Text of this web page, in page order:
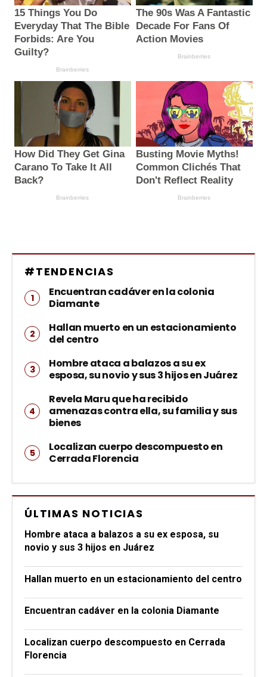
#TENDENCIAS
Encuentran cadáver en la colonia
Diamante
Hallan muerto en un estacionamiento
del centro
Hombre ataca a balazos a su ex
esposa, su novio y sus 3 hijos en Juárez
Revela Maru que ha recibido
amenazas contra ella, su familia y sus
bienes
Localizan cuerpo descompuesto en
Cerrada Florencia
ÚLTIMAS NOTICIAS
Hombre ataca a balazos a su ex esposa, su
novio y sus 3 hijos en Juárez
Hallan muerto en un estacionamiento del centro
Encuentran cadáver en la colonia Diamante
Localizan cuerpo descompuesto en Cerrada
Florencia